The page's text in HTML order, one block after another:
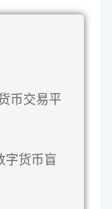
币交易平
字货币盲